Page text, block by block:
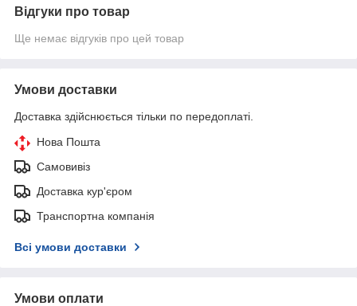
Відгуки про товар
Ще немає відгуків про цей товар
Умови доставки
Доставка здійснюється тільки по передоплаті.
Нова Пошта
Самовивіз
Доставка кур'єром
Транспортна компанія
Всі умови доставки
Умови оплати